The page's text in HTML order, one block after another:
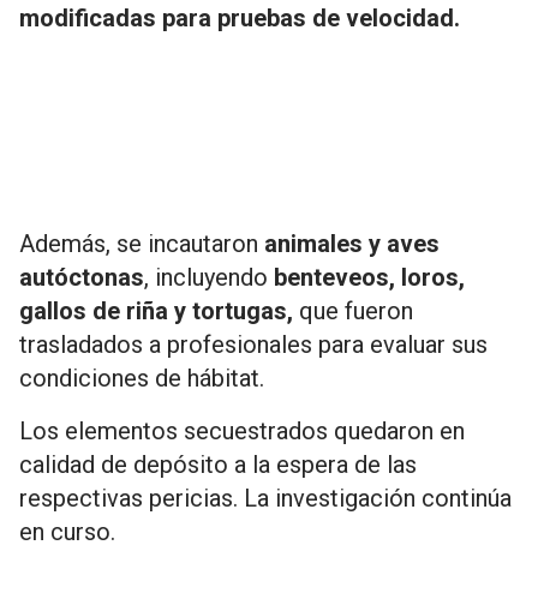
modificadas para pruebas de velocidad.
Además, se incautaron animales y aves
autóctonas, incluyendo benteveos, loros,
gallos de riña y tortugas, que fueron
trasladados a profesionales para evaluar sus
condiciones de hábitat.
Los elementos secuestrados quedaron en
calidad de depósito a la espera de las
respectivas pericias. La investigación continúa
en curso.